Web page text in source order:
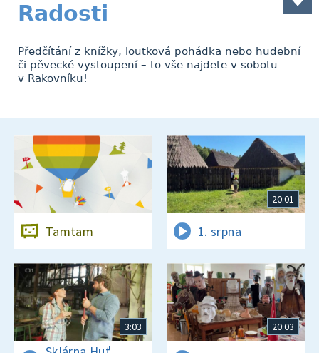
Radosti
Předčítání z knížky, loutková pohádka nebo hudební
či pěvecké vystoupení – to vše najdete v sobotu
v Rakovníku!
Tamtam
20:01
1. srpna
3:03 20:03